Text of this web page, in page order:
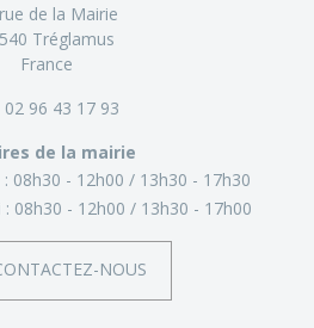
de la Mairie
Tréglamus
France
02 96 43 17 93
de la mairie
08h30 - 12h00
13h30 - 17h30
: 08h30 - 12h00 13h30 - 17h00
NOUS